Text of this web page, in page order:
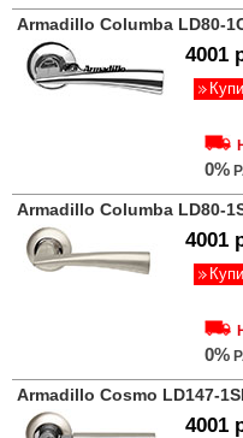
Armadillo Columba LD80-
4001
0%
Armadillo Columba LD80-
4001
0%
Armadillo Cosmo LD147-
4001